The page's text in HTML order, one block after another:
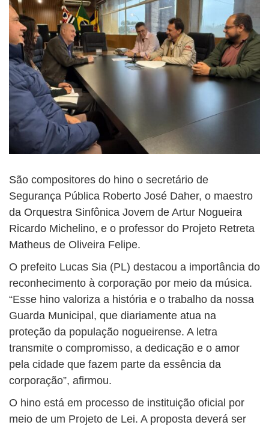
São compositores do hino o secretário de
Segurança Pública Roberto José Daher, o maestro
da Orquestra Sinfônica Jovem de Artur Nogueira
Ricardo Michelino, e o professor do Projeto Retreta
Matheus de Oliveira Felipe.
O prefeito Lucas Sia (PL) destacou a importância do
reconhecimento à corporação por meio da música.
“Esse hino valoriza a história e o trabalho da nossa
Guarda Municipal, que diariamente atua na
proteção da população nogueirense. A letra
transmite o compromisso, a dedicação e o amor
pela cidade que fazem parte da essência da
corporação”, afirmou.
O hino está em processo de instituição oficial por
meio de um Projeto de Lei. A proposta deverá ser